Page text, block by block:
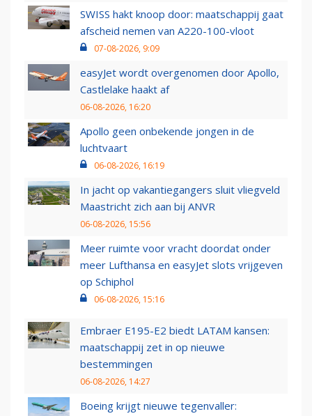
SWISS hakt knoop door: maatschappij gaat
afscheid nemen van A220-100-vloot
07-08-2026, 9:09
easyJet wordt overgenomen door Apollo,
Castlelake haakt af
06-08-2026, 16:20
Apollo geen onbekende jongen in de
luchtvaart
06-08-2026, 16:19
In jacht op vakantiegangers sluit vliegveld
Maastricht zich aan bij ANVR
06-08-2026, 15:56
Meer ruimte voor vracht doordat onder
meer Lufthansa en easyJet slots vrijgeven
op Schiphol
06-08-2026, 15:16
Embraer E195-E2 biedt LATAM kansen:
maatschappij zet in op nieuwe
bestemmingen
06-08-2026, 14:27
Boeing krijgt nieuwe tegenvaller: